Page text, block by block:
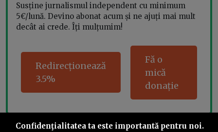
Susține jurnalismul independent cu minimum
5€/lună. Devino abonat acum și ne ajuți mai mult
decât ai crede. Îți mulțumim!
Redirecționează
3.5%
Fă o
mică
donație
Confidenţialitatea ta este importantă pentru noi.